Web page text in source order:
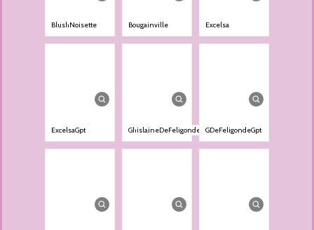
BlushNoisette Bougainville Excelsa
ExcelsaGpt GhislaineDeFeligonde GDeFeligondeGpt